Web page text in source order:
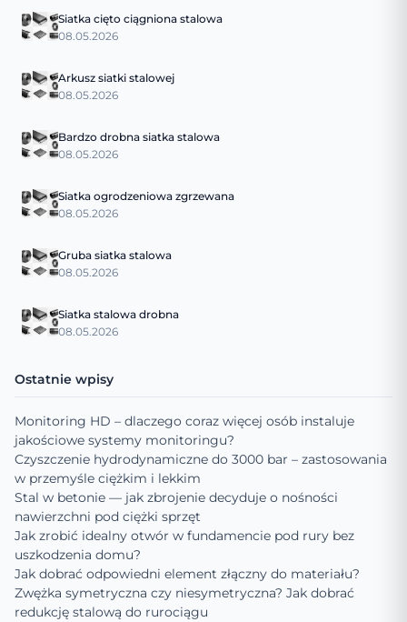
Siatka cięto ciągniona stalowa
08.05.2026
Arkusz siatki stalowej
08.05.2026
Bardzo drobna siatka stalowa
08.05.2026
Siatka ogrodzeniowa zgrzewana
08.05.2026
Gruba siatka stalowa
08.05.2026
Siatka stalowa drobna
08.05.2026
Ostatnie wpisy
Monitoring HD – dlaczego coraz więcej osób instaluje
jakościowe systemy monitoringu?
Czyszczenie hydrodynamiczne do 3000 bar – zastosowania
w przemyśle ciężkim i lekkim
Stal w betonie — jak zbrojenie decyduje o nośności
nawierzchni pod ciężki sprzęt
Jak zrobić idealny otwór w fundamencie pod rury bez
uszkodzenia domu?
Jak dobrać odpowiedni element złączny do materiału?
Zwężka symetryczna czy niesymetryczna? Jak dobrać
redukcję stalową do rurociągu